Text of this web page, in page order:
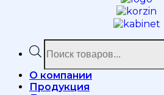
Поиск
товаров
О компании
Продукция